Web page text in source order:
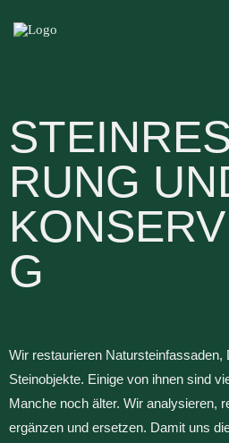
RUNG
G
Wir restaurieren Natursteinfassaden,
Steinobjekte. Einige von ihnen sind
Manche noch älter. Wir analysieren,
ergänzen und ersetzen. Damit uns